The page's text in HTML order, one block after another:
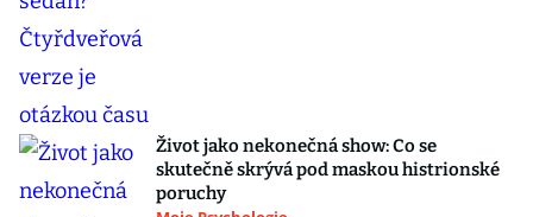
Život jako nekonečná show: Co se
skutečně skrývá pod maskou histrionské
poruchy